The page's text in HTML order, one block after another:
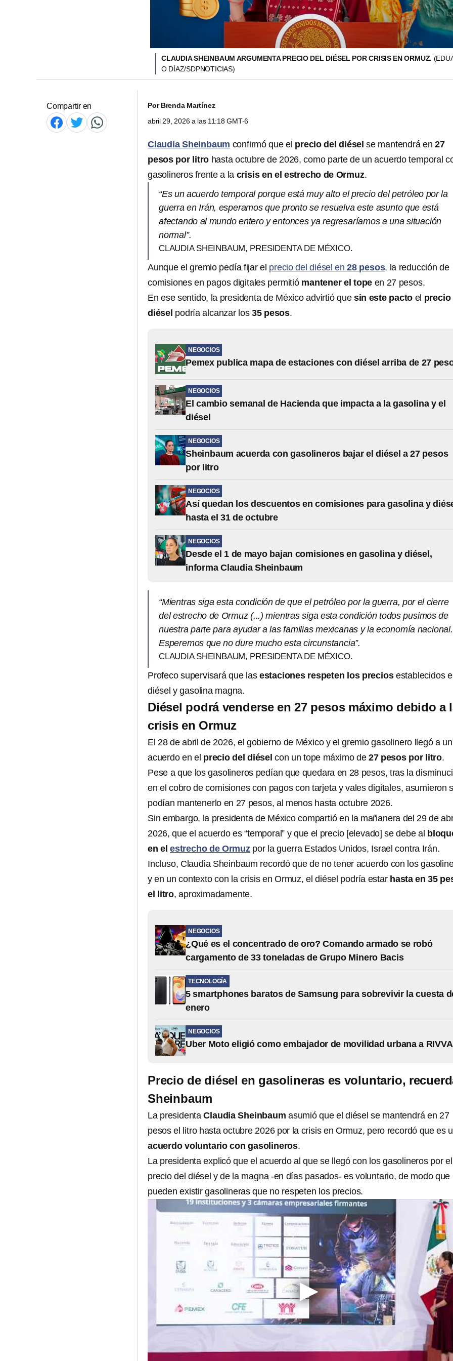
CLAUDIA SHEINBAUM ARGUMENTA PRECIO DEL DIÉSEL POR CRISIS EN ORMUZ.
O DÍAZ/SDPNOTICIAS)
Compartir en PorBrenda Martínez
abril 29, 2026 a las 11:18 GMT-6
Claudia Sheinbaum confirmó que el precio del diéselse mantendrá en27
pesos por litro hasta octubre de 2026, como parte de un acuerdo temporal
gasolineros frente a la crisis en el estrecho de Ormuz.
“Es un acuerdo temporal porque está muy alto el precio del petróleo por la
guerra en Irán, esperamos que pronto se resuelva este asunto que está
afectando al mundo entero y entonces ya regresaríamos a una situación
normal”.
CLAUDIA SHEINBAUM, PRESIDENTA DE MÉXICO.
Aunque el gremio pedía fijar el precio del diésel en28 pesos, la reducción de
comisiones en pagos digitales permitió mantener el tope en 27 pesos.
En ese sentido, la presidenta de México advirtió que sin este pacto el precio
diésel podría alcanzar los35 pesos.
NEGOCIOS
Pemex publica mapa de estaciones con diésel arriba de 27
NEGOCIOS
El cambio semanal de Hacienda que impacta a la gasolina y el
diésel
NEGOCIOS
Sheinbaum acuerda con gasolineros bajar el diésel a 27 pesos
por litro
NEGOCIOS
Así quedan los descuentos en comisiones para gasolina y
hasta el 31 de octubre
NEGOCIOS
Desde el 1 de mayo bajan comisiones en gasolina y diésel,
informa Claudia Sheinbaum
“Mientras siga esta condición de que el petróleo por la guerra, por el cierre
del estrecho de Ormuz (...) mientras siga esta condición todos pusimos de
nuestra parte para ayudar a las familias mexicanas y la economía nacional.
Esperemos que no dure mucho esta circunstancia”.
CLAUDIA SHEINBAUM, PRESIDENTA DE MÉXICO.
Profeco supervisará que las estaciones respeten los preciosestablecidos
diésel y gasolina magna.
Diésel podrá venderse en 27 pesos máximo debido a
crisis en Ormuz
El 28 de abril de 2026, el gobierno de México y el gremio gasolinero llegó a un
acuerdo en el precio del diésel con un tope máximo de 27 pesos por litro.
Pese a que los gasolineros pedían que quedara en 28 pesos, tras la
en el cobro de comisiones con pagos con tarjeta y vales digitales, asumieron
podían mantenerlo en 27 pesos, al menos hasta octubre 2026.
Sin embargo, la presidenta de México compartió en la mañanera del 29 de
2026, que el acuerdo es “temporal” y que el precio [elevado] se debe al
en el estrecho de Ormuzpor la guerra Estados Unidos, Israel contra Irán.
Incluso, Claudia Sheinbaum recordó que de no tener acuerdo con los
y en un contexto con la crisis en Ormuz, el diésel podría estar hasta en 35
el litro, aproximadamente.
NEGOCIOS
¿Qué es el concentrado de oro? Comando armado se robó
cargamento de 33 toneladas de Grupo Minero Bacis
TECNOLOGÍA
5 smartphones baratos de Samsung para sobrevivir la cuesta
enero
NEGOCIOS
Uber Moto eligió como embajador de movilidad urbana a
Precio de diésel en gasolineras es voluntario,
Sheinbaum
La presidentaClaudia Sheinbaum asumió que el diésel se mantendrá en 27
pesos el litro hasta octubre 2026 por la crisis en Ormuz, pero recordó que es
acuerdo voluntario con gasolineros.
La presidenta explicó que el acuerdo al que se llegó con los gasolineros por el
precio del diésel y de la magna -en días pasados- es voluntario, de modo que
pueden existir gasolineras que no respeten los precios.